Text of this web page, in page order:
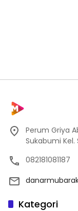
Perum Griya
Sukabumi
082181081187
Kategori